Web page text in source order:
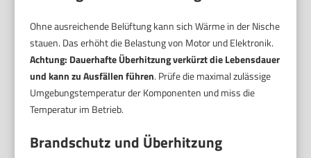
Ohne ausreichende Belüftung kann sich Wärme in der Nische
stauen. Das erhöht die Belastung von Motor und Elektronik.
Achtung: Dauerhafte Überhitzung verkürzt die Lebensdauer
und kann zu Ausfällen führen. Prüfe die maximal zulässige
Umgebungstemperatur der Komponenten und miss die
Temperatur im Betrieb.
Brandschutz und Überhitzung